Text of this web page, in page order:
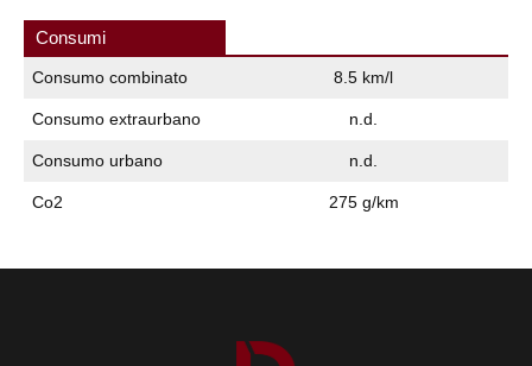
Consumi
Consumo combinato 8.5 km/l
Consumo extraurbano n.d.
Consumo urbano n.d.
Co2 275 g/km